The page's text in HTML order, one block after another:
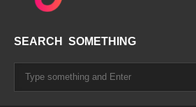
SEARCH SOMETHING